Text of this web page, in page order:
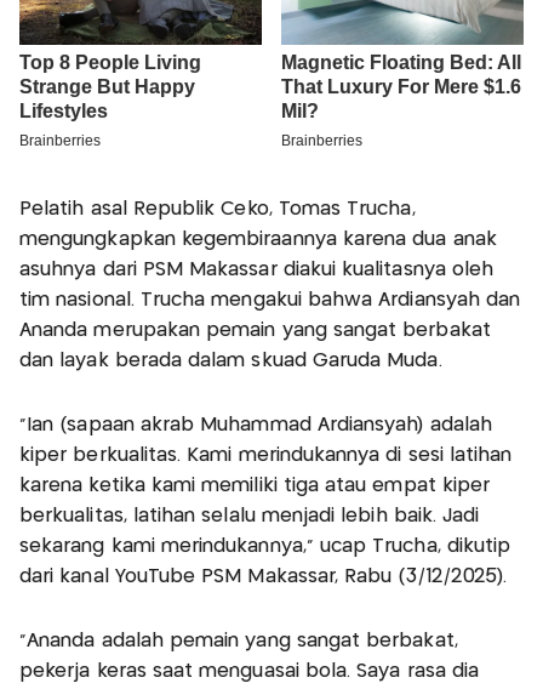
Pelatih asal Republik Ceko, Tomas Trucha,
mengungkapkan kegembiraannya karena dua anak
asuhnya dari PSM Makassar diakui kualitasnya oleh
tim nasional. Trucha mengakui bahwa Ardiansyah dan
Ananda merupakan pemain yang sangat berbakat
dan layak berada dalam skuad Garuda Muda.
“Ian (sapaan akrab Muhammad Ardiansyah) adalah
kiper berkualitas. Kami merindukannya di sesi latihan
karena ketika kami memiliki tiga atau empat kiper
berkualitas, latihan selalu menjadi lebih baik. Jadi
sekarang kami merindukannya,” ucap Trucha, dikutip
dari kanal YouTube PSM Makassar, Rabu (3/12/2025).
“Ananda adalah pemain yang sangat berbakat,
pekerja keras saat menguasai bola. Saya rasa dia